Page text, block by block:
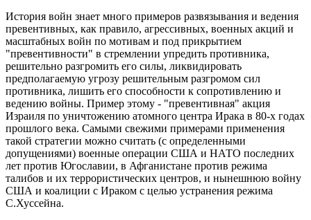
История войн знает много примеров развязывания и ведения
превентивных, как правило, агрессивных, военных акций и
масштабных войн по мотивам и под прикрытием
"превентивности" в стремлении упредить противника,
решительно разгромить его силы, ликвидировать
предполагаемую угрозу решительным разгромом сил
противника, лишить его способности к сопротивлению и
ведению войны. Пример этому - "превентивная" акция
Израиля по уничтожению атомного центра Ирака в 80-х годах
прошлого века. Самыми свежими примерами применения
такой стратегии можно считать (с определенными
допущениями) военные операции США и НАТО последних
лет против Югославии, в Афганистане против режима
талибов и их террористических центров, и нынешнюю войну
США и коалиции с Ираком с целью устранения режима
С.Хуссейна.